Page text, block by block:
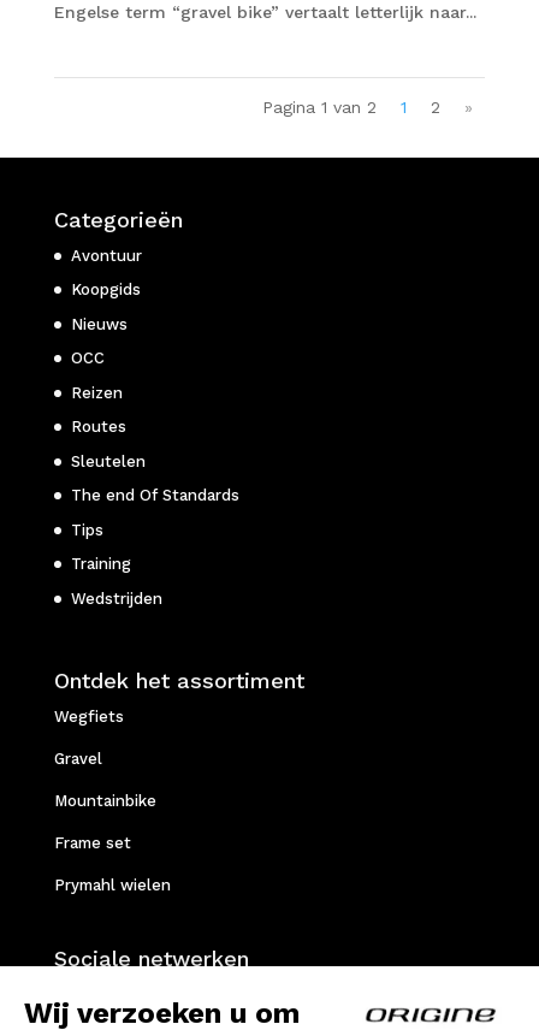
Wij verzoeken u om
Engelse term “gravel bike” vertaalt letterlijk naar...
Pagina 1 van 2 1 2 »
Categorieën
Avontuur
Koopgids
Nieuws
OCC
Reizen
Routes
Sleutelen
The end Of Standards
Tips
Training
Wedstrijden
Ontdek het assortiment
Wegfiets
Gravel
Mountainbike
Frame set
Prymahl wielen
Sociale netwerken